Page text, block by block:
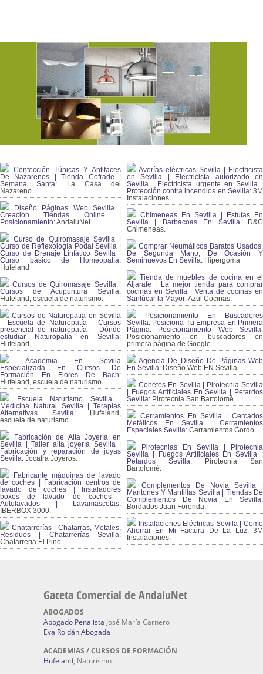
Confección Túnicas Y Antifaces
De Nazarenos | Tienda Cofrade |
Semana Santa: La Casa del
Nazareno.
Diseño Páginas Web Sevilla |
Creación Tiendas Online |
Posicionamiento:AndaluNet
Curso de Quiromasaje Sevilla |
Curso de Reflexología Podal Sevilla |
Curso de Drenaje Linfático Sevilla |
Curso básico de Homeopatía:
Hufeland
Cursos de Quiromasaje Sevilla |
Cursos de Acupuntura Sevilla:
Hufeland, escuela de naturismo.
Cursos de Naturopatia en Sevilla
– Escuela de Naturopatía – Cursos
presencial de naturopatía – Dónde
estudiar Naturopatía en Sevilla:
Hufeland.
Academia En Sevilla
Especializada En Cursos De
Formación En Flores De Bach:
Hufeland, escuela de naturismo.
Escuela Naturismo Sevilla |
Medicina Natural Sevilla | Terapias
Alternativas Sevilla: Hufeland,
escuela de naturismo.
Fabricación de Alta Joyería en
Sevilla | Taller alta joyería Sevilla |
Fabricación y reparación de joyas
Sevilla: Jocafra Joyeros.
Fabricante máquinas de lavado
de coches | Fabricación centros de
lavado de coches | Instaladores
boxes de lavado de coches |
Autolavados | Lavamascotas:
IBERBOX 3000.
Chatarrerías | Chatarras, Metales,
Residuos | Chatarrerías Sevilla:
Chatarreria El Pino
Averías eléctricas Sevilla | Electricista
en Sevilla | Electricista autorizado en
Sevilla | Electricista urgente en Sevilla |
Protección contra incendios en Sevilla:3M
Instalaciones.
Chimeneas En Sevilla | Estufas En
Sevilla | Barbacoas En Sevilla:D&C
Chimeneas.
Comprar Neumáticos Baratos Usados,
De Segunda Mano, De Ocasión Y
Seminuevos En Sevilla: Hipergoma
Tienda de muebles de cocina en el
Aljarafe | La mejor tienda para comprar
cocinas en Sevilla | Venta de cocinas en
Sanlúcar la Mayor:Azul Cocinas.
Posicionamiento En Buscadores
Sevilla. Posiciona Tu Empresa En Primera
Página. Posicionamiento Web Sevilla:
Posicionamiento en buscadores en
primera página de Google.
Agencia De Diseño De Páginas Web
En Sevilla: Diseño Web EN Sevilla.
Cohetes En Sevilla | Pirotecnia Sevilla
| Fuegos Artificiales En Sevilla | Petardos
Sevilla: Pirotecnia San Bartolomé.
Cerramientos En Sevilla | Cercados
Metálicos En Sevilla | Cerramientos
Especiales Sevilla: Cerramientos Gordo.
Pirotecnias En Sevilla | Pirotecnia
Sevilla | Fuegos Artificiales En Sevilla |
Petardos Sevilla: Pirotecnia San
Bartolomé.
Complementos De Novia Sevilla |
Mantones Y Mantillas Sevilla | Tiendas De
Complementos De Novia En Sevilla:
Bordados Juan Foronda.
Instalaciones Eléctricas Sevilla | Como
Ahorrar En Mi Factura De La Luz:3M
Instalaciones.
Gaceta Comercial de AndaluNet
ABOGADOS
Abogado Penalista José María Carnero
Eva Roldán Abogada
ACADEMIAS / CURSOS DE FORMACIÓN
Hufeland, Naturismo